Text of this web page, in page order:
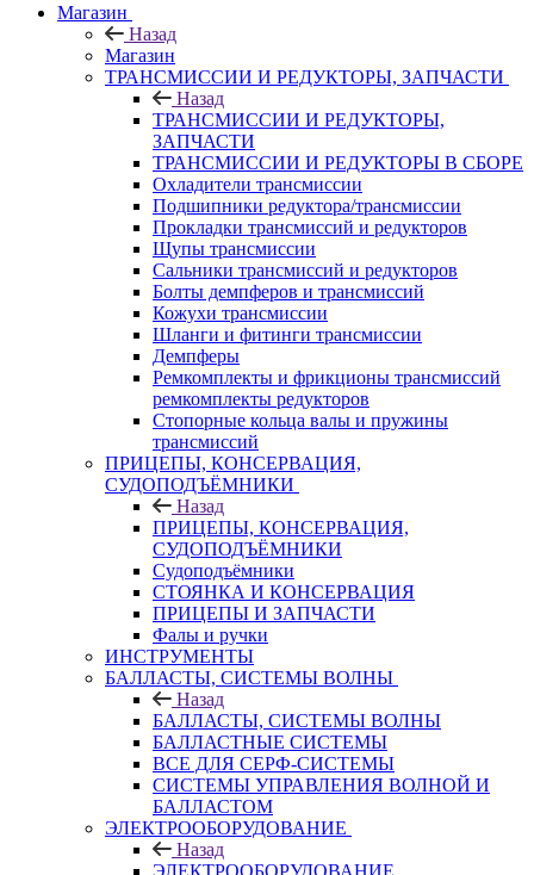
Магазин
Назад
Магазин
ТРАНСМИССИИ И РЕДУКТОРЫ, ЗАПЧАСТИ
Назад
ТРАНСМИССИИ И РЕДУКТОРЫ,
ЗАПЧАСТИ
ТРАНСМИССИИ И РЕДУКТОРЫ В СБОРЕ
Охладители трансмиссии
Подшипники редуктора/трансмиссии
Прокладки трансмиссий и редукторов
Щупы трансмиссии
Сальники трансмиссий и редукторов
Болты демпферов и трансмиссий
Кожухи трансмиссии
Шланги и фитинги трансмиссии
Демпферы
Ремкомплекты и фрикционы трансмиссий
ремкомплекты редукторов
Стопорные кольца валы и пружины
трансмиссий
ПРИЦЕПЫ, КОНСЕРВАЦИЯ,
СУДОПОДЪЁМНИКИ
Назад
ПРИЦЕПЫ, КОНСЕРВАЦИЯ,
СУДОПОДЪЁМНИКИ
Судоподъёмники
СТОЯНКА И КОНСЕРВАЦИЯ
ПРИЦЕПЫ И ЗАПЧАСТИ
Фалы и ручки
ИНСТРУМЕНТЫ
БАЛЛАСТЫ, СИСТЕМЫ ВОЛНЫ
Назад
БАЛЛАСТЫ, СИСТЕМЫ ВОЛНЫ
БАЛЛАСТНЫЕ СИСТЕМЫ
ВСЕ ДЛЯ СЕРФ-СИСТЕМЫ
СИСТЕМЫ УПРАВЛЕНИЯ ВОЛНОЙ И
БАЛЛАСТОМ
ЭЛЕКТРООБОРУДОВАНИЕ
Назад
ЭЛЕКТРООБОРУДОВАНИЕ